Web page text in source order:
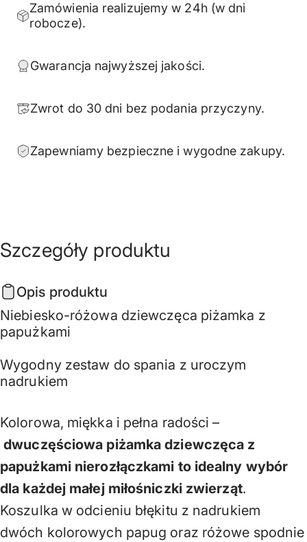
Zamówienia realizujemy w 24h (w dni
robocze).
Gwarancja najwyższej jakości.
Zwrot do 30 dni bez podania przyczyny.
Zapewniamy bezpieczne i wygodne zakupy.
Szczegóły produktu
Opis produktu
Niebiesko-różowa dziewczęca piżamka z
papużkami
Wygodny zestaw do spania z uroczym
nadrukiem
Kolorowa, miękka i pełna radości –
dwuczęściowa piżamka dziewczęca z
papużkami nierozłączkami to idealny wybór
dla każdej małej miłośniczki zwierząt.
Koszulka w odcieniu błękitu z nadrukiem
dwóch kolorowych papug oraz różowe spodnie